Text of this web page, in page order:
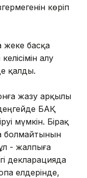
көріп
басқа
алу
қалды.
жазу арқылы
БАҚ
мүмкін. Бірақ
болмайтынын
- жалпыға
декларацияда
елдерінде,